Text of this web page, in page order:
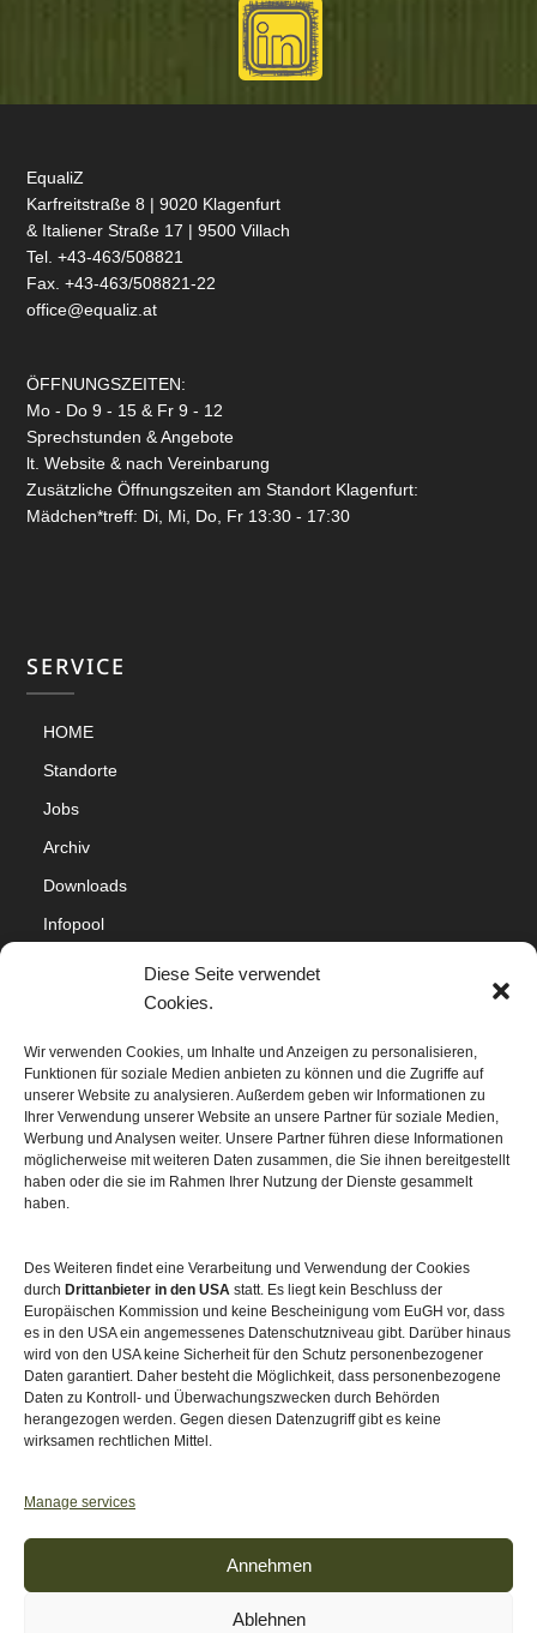
Diese Seite verwendet
Cookies.
Wir verwenden Cookies, um Inhalte und Anzeigen zu personalisieren,
Funktionen für soziale Medien anbieten zu können und die Zugriffe auf
unserer Website zu analysieren. Außerdem geben wir Informationen zu
Ihrer Verwendung unserer Website an unsere Partner für soziale Medien,
Werbung und Analysen weiter. Unsere Partner führen diese Informationen
möglicherweise mit weiteren Daten zusammen, die Sie ihnen bereitgestellt
haben oder die sie im Rahmen Ihrer Nutzung der Dienste gesammelt
haben.
Des Weiteren findet eine Verarbeitung und Verwendung der Cookies
durch Drittanbieter in den USA statt. Es liegt kein Beschluss der
Europäischen Kommission und keine Bescheinigung vom EuGH vor, dass
es in den USA ein angemessenes Datenschutzniveau gibt. Darüber hinaus
wird von den USA keine Sicherheit für den Schutz personenbezogener
Daten garantiert. Daher besteht die Möglichkeit, dass personenbezogene
Daten zu Kontroll- und Überwachungszwecken durch Behörden
herangezogen werden. Gegen diesen Datenzugriff gibt es keine
wirksamen rechtlichen Mittel.
Manage services
Annehmen
Ablehnen
EqualiZ
Karfreitstraße 8 | 9020 Klagenfurt
& Italiener Straße 17 | 9500 Villach
Tel. +43-463/508821
Fax. +43-463/508821-22
office@equaliz.at
ÖFFNUNGSZEITEN:
Mo - Do 9 - 15 & Fr 9 - 12
Sprechstunden & Angebote
lt. Website & nach Vereinbarung
Zusätzliche Öffnungszeiten am Standort Klagenfurt:
Mädchen*treff: Di, Mi, Do, Fr 13:30 - 17:30
SERVICE
HOME
Standorte
Jobs
Archiv
Downloads
Infopool
Sitemap